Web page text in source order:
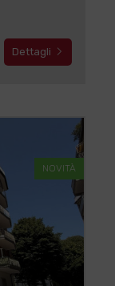
Dettagli
NOVITÀ